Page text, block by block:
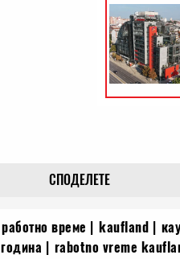
СПОДЕЛЕТЕ
работно време kaufland
година
rabotno vreme